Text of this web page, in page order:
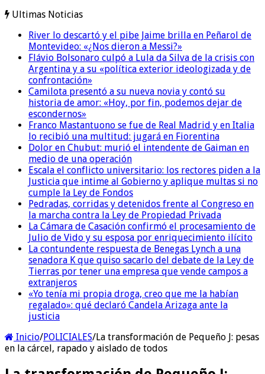
Ultimas Noticias
River lo descartó y el pibe Jaime brilla en Peñarol de
Montevideo: «¿Nos dieron a Messi?»
Flávio Bolsonaro culpó a Lula da Silva de la crisis con
Argentina y a su «política exterior ideologizada y de
confrontación»
Camilota presentó a su nueva novia y contó su
historia de amor: «Hoy, por fin, podemos dejar de
escondernos»
Franco Mastantuono se fue de Real Madrid y en Italia
lo recibió una multitud: jugará en Fiorentina
Dolor en Chubut: murió el intendente de Gaiman en
medio de una operación
Escala el conflicto universitario: los rectores piden a la
Justicia que intime al Gobierno y aplique multas si no
cumple la Ley de Fondos
Pedradas, corridas y detenidos frente al Congreso en
la marcha contra la Ley de Propiedad Privada
La Cámara de Casación confirmó el procesamiento de
Julio de Vido y su esposa por enriquecimiento ilícito
La contundente respuesta de Benegas Lynch a una
senadora K que quiso sacarlo del debate de la Ley de
Tierras por tener una empresa que vende campos a
extranjeros
«Yo tenía mi propia droga, creo que me la habían
regalado»: qué declaró Candela Arizaga ante la
justicia
Inicio/POLICIALES/La transformación de Pequeño J: pesas
en la cárcel, rapado y aislado de todos